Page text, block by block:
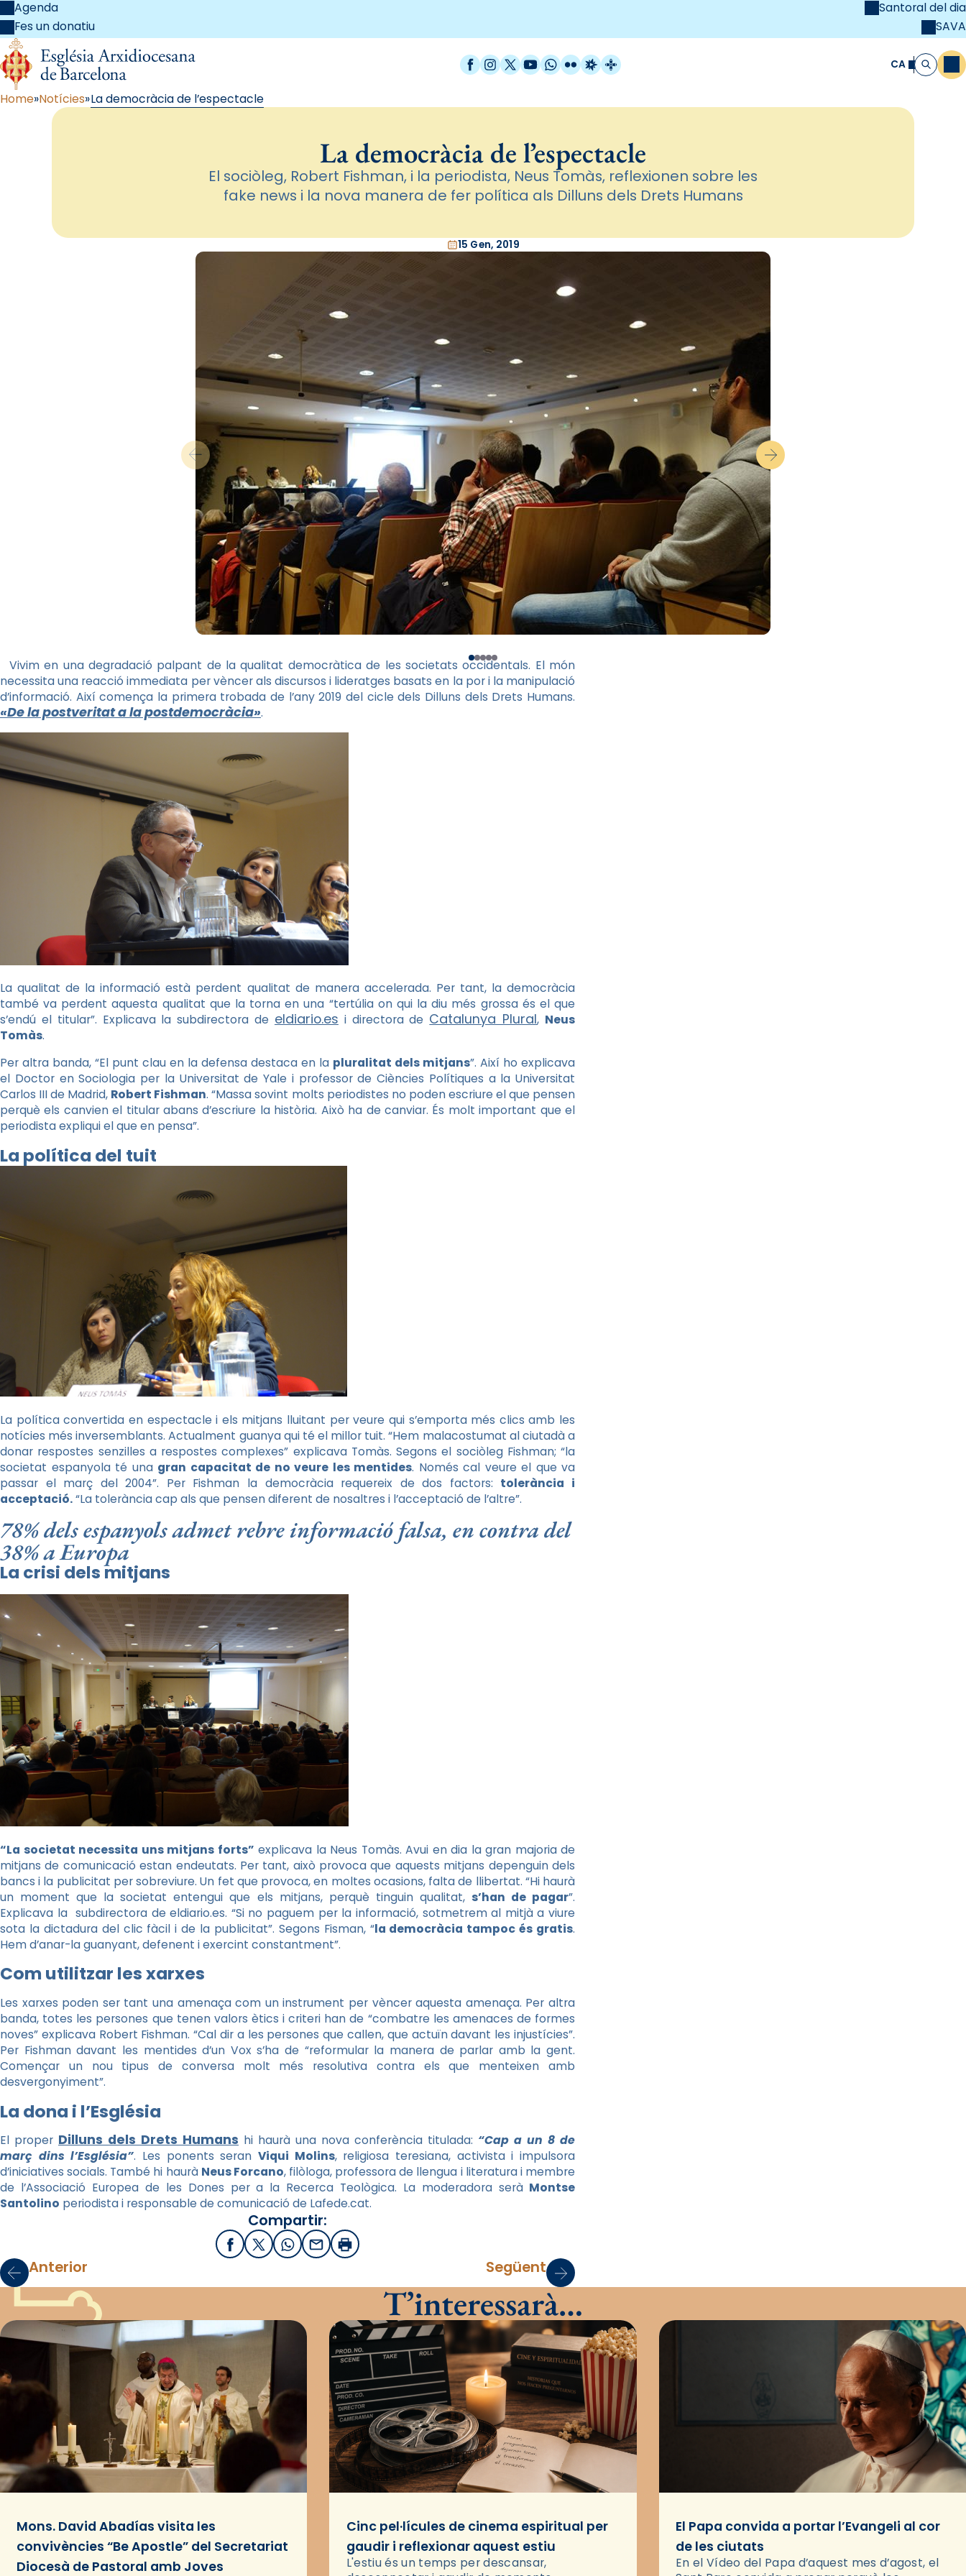
Agenda
Fes un donatiu
Santoral del dia
SAVA
Facebook
Instagram
X / Twitter
YouTube
WhatsApp
FlickrRadio Estel
Catalunya Cristiana CA Cerca
Home Notícies La democràcia de l’espectacle
La democràcia de l’espectacle
El sociòleg, Robert Fishman, i la periodista, Neus Tomàs, reflexionen sobre les
fake news i la nova manera de fer política als Dilluns dels Drets Humans
15 Gen, 2019
Vivim en una degradació palpant de la qualitat democràtica de les societats occidentals. El món
necessita una reacció immediata per vèncer als discursos i lideratges basats en la por i la manipulació
d’informació. Així comença la primera trobada de l’any 2019 del cicle dels Dilluns dels Drets Humans.
«De la postveritat a la postdemocràcia».
La qualitat de la informació està perdent qualitat de manera accelerada. Per tant, la democràcia
també va perdent aquesta qualitat que la torna en una “tertúlia on qui la diu més grossa és el que
s’endú el titular”. Explicava la subdirectora de eldiario.es i directora de Catalunya Plural, Neus
Tomàs.
Per altra banda, “El punt clau en la defensa destaca en la pluralitat dels mitjans”. Així ho explicava
el Doctor en Sociologia per la Universitat de Yale i professor de Ciències Polítiques a la Universitat
Carlos III de Madrid, Robert Fishman. “Massa sovint molts periodistes no poden escriure el que pensen
perquè els canvien el titular abans d’escriure la història. Això ha de canviar. És molt important que el
periodista expliqui el que en pensa”.
La política del tuit
La política convertida en espectacle i els mitjans lluitant per veure qui s’emporta més clics amb les
notícies més inversemblants. Actualment guanya qui té el millor tuit. “Hem malacostumat al ciutadà a
donar respostes senzilles a respostes complexes” explicava Tomàs. Segons el sociòleg Fishman; “la
societat espanyola té una gran capacitat de no veure les mentides. Només cal veure el que va
passar el març del 2004”. Per Fishman la democràcia requereix de dos factors: tolerància i
acceptació.“La tolerància cap als que pensen diferent de nosaltres i l’acceptació de l’altre”.
78% dels espanyols admet rebre informació falsa, en contra del
38% a Europa
La crisi dels mitjans
“La societat necessita uns mitjans forts” explicava la Neus Tomàs. Avui en dia la gran majoria de
mitjans de comunicació estan endeutats. Per tant, això provoca que aquests mitjans depenguin dels
bancs i la publicitat per sobreviure. Un fet que provoca, en moltes ocasions, falta de llibertat. “Hi haurà
un moment que la societat entengui que els mitjans, perquè tinguin qualitat, s’han de pagar”.
Explicava la subdirectora de eldiario.es. “Si no paguem per la informació, sotmetrem al mitjà a viure
sota la dictadura del clic fàcil i de la publicitat”. Segons Fisman, “la democràcia tampoc és gratis.
Hem d’anar-la guanyant, defenent i exercint constantment”.
Com utilitzar les xarxes
Les xarxes poden ser tant una amenaça com un instrument per vèncer aquesta amenaça. Per altra
banda, totes les persones que tenen valors ètics i criteri han de “combatre les amenaces de formes
noves” explicava Robert Fishman. “Cal dir a les persones que callen, que actuïn davant les injustícies”.
Per Fishman davant les mentides d’un Vox s’ha de “reformular la manera de parlar amb la gent.
Començar un nou tipus de conversa molt més resolutiva contra els que menteixen amb
desvergonyiment”.
La dona i l’Església
El proper Dilluns dels Drets Humans hi haurà una nova conferència titulada: “Cap a un 8 de
març dins l’Església”. Les ponents seranViqui Molins, religiosa teresiana, activista i impulsora
d’iniciatives socials. També hi haurà Neus Forcano, filòloga, professora de llengua i literatura i membre
de l’Associació Europea de les Dones per a la Recerca Teològica. La moderadora serà Montse
Santolino periodista i responsable de comunicació de Lafede.cat.
Compartir:
FacebookX / Twitter
WhatsApp
EmailImprimir
Anterior Següent
T’interessarà…
Mons. David Abadías visita les
convivències “Be Apostle” del Secretariat
Diocesà de Pastoral amb Joves
Cinc pel·lícules de cinema espiritual per
gaudir i reflexionar aquest estiu
L'estiu és un temps per descansar,
El Papa convida a portar l’Evangeli al cor
de les ciutats
En el Vídeo del Papa d’aquest mes d’agost, el